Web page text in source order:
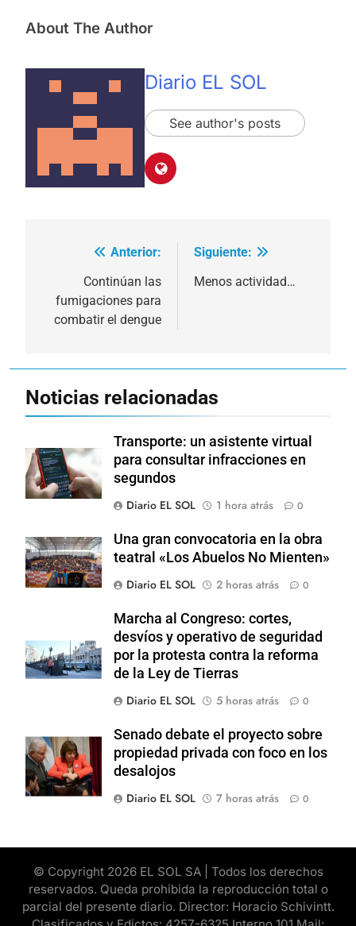
About The Author
Diario EL SOL
See author's posts
Navegación
entradas
Anterior:
Continúan las
fumigaciones para
combatir el dengue
Siguiente:
Menos actividad…
Noticias relacionadas
Transporte: un asistente virtual
para consultar infracciones en
segundos
Diario EL SOL
1 hora atrás 0
Una gran convocatoria en la obra
teatral «Los Abuelos No Mienten»
Diario EL SOL
2 horas atrás 0
Marcha al Congreso: cortes,
desvíos y operativo de seguridad
por la protesta contra la reforma
de la Ley de Tierras
Diario EL SOL
5 horas atrás 0
Senado debate el proyecto sobre
propiedad privada con foco en los
desalojos
Diario EL SOL
7 horas atrás 0
© Copyright 2026 EL SOL SA | Todos los derechos
reservados. Queda prohibida la reproducción total o
parcial del presente diario. Director: Horacio Schivintt.